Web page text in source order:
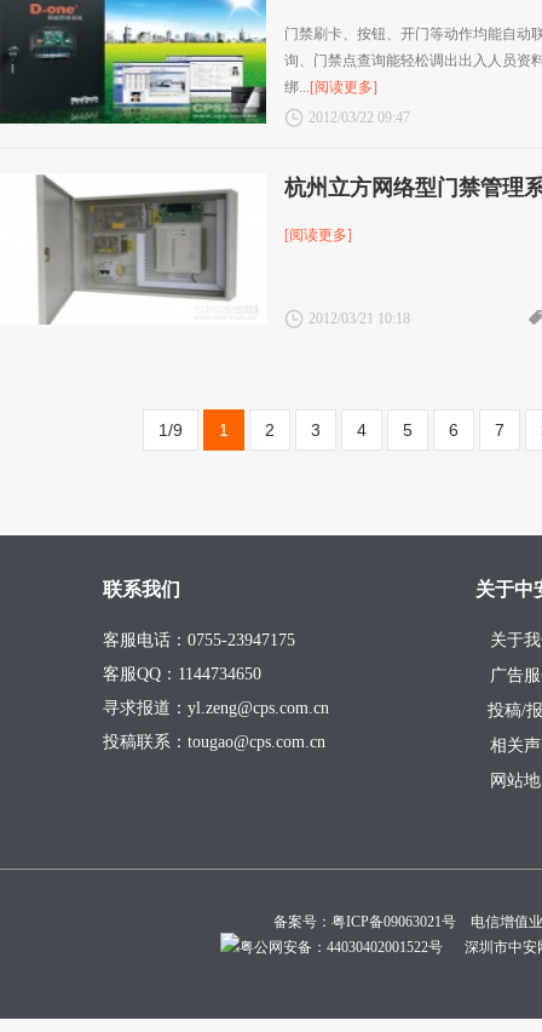
门禁刷卡、按钮、开门等动作均能自动
询、门禁点查询能轻松调出出入人员资
绑...[阅读更多]
2012/03/22 09:47
杭州立方网络型门禁管理
[阅读更多]
2012/03/21 10:18
1/9 1 2 3 4 5 6 7
联系我们
客服电话：0755-23947175
客服QQ：1144734650
寻求报道：yl.zeng@cps.com.cn
投稿联系：tougao@cps.com.cn
关于中
关于
广告
投稿/
相关
网站
备案号： 粤ICP备09063021号 电信增值
粤公网安备：44030402001522号 深圳市中安